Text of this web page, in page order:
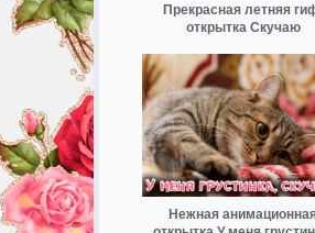
Прекрасная летняя
открытка Скучаю
Нежная